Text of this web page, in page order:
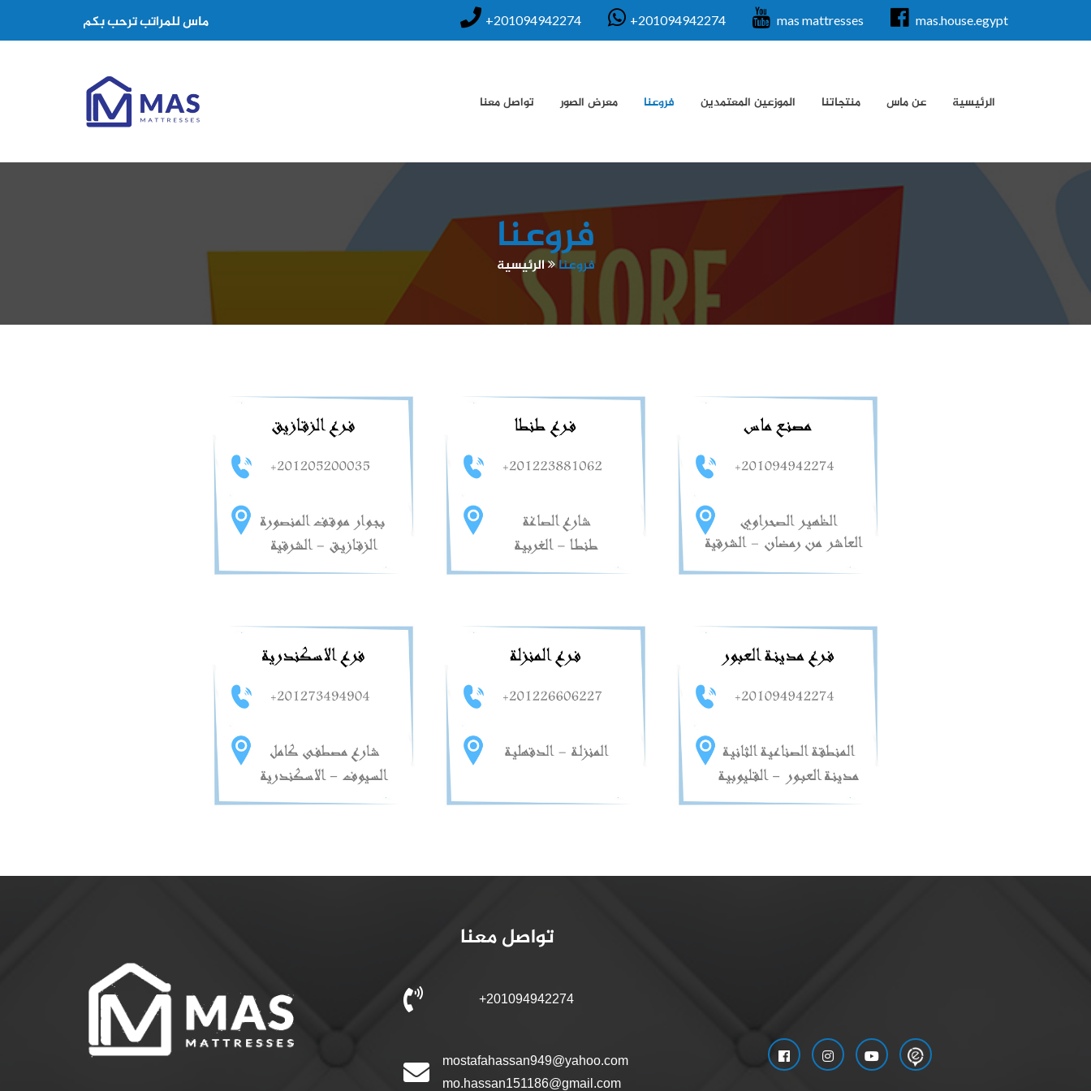
ماس للمراتب ترحب بكم +201094942274 +201094942274 mas mattresses mas.house.egypt
الرئيسية عن ماس منتجاتنا الموزعين المعتمدين فروعنا معرض الصور تواصل معنا
فروعنا
الرئيسية فروعنا
تواصل معنا
+201094942274
mostafahassan949@yahoo.com
mo.hassan151186@gmail.com